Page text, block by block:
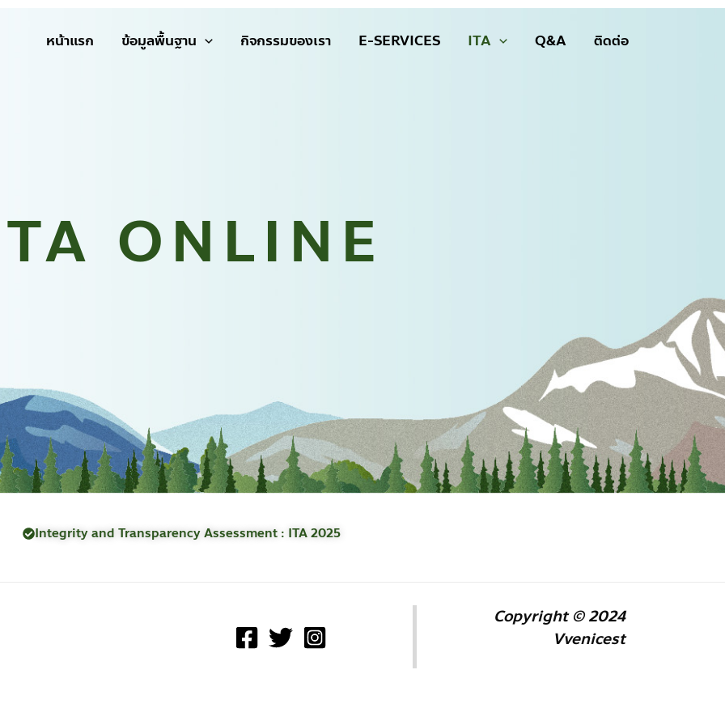
หน้าแรก ข้อมูลพื้นฐาน กิจกรรมของเรา E-SERVICES ITA Q&A ติดต่อ
ONLINE
Integrity and Transparency Assessment : ITA 2025
Copyright © 2024
Vvenicest